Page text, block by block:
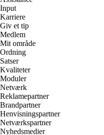
Input
Karriere
Giv et tip
Medlem
Mit område
Ordning
Satser
Kvaliteter
Moduler
Netværk
Reklamepartner
Brandpartner
Henvisningspartner
Netværkspartner
Nyhedsmedier